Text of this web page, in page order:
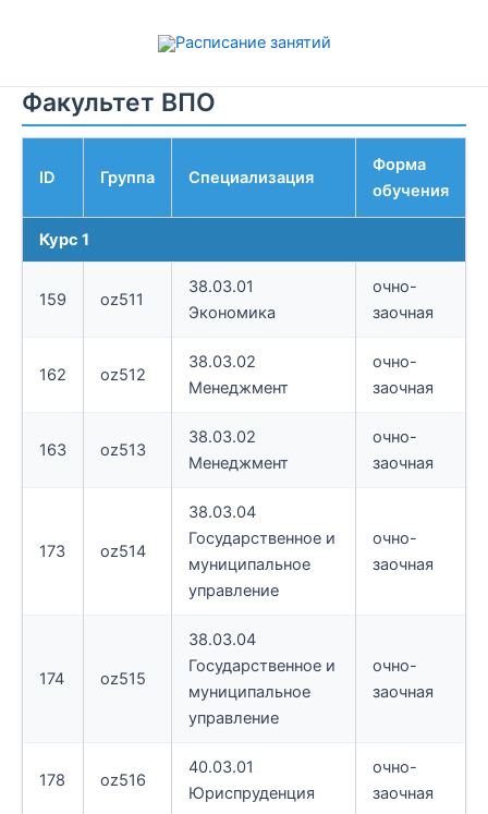
Факультет ВПО
ID Группа Специализация
Форма
обучения
Курс 1
159 oz511
38.03.01
Экономика
очно-
заочная
162 oz512
38.03.02
Менеджмент
очно-
заочная
163 oz513
38.03.02
Менеджмент
очно-
заочная
173 oz514
38.03.04
Государственное и
муниципальное
управление
очно-
заочная
174 oz515
38.03.04
Государственное и
муниципальное
управление
очно-
заочная
178 oz516
40.03.01
Юриспруденция
очно-
заочная